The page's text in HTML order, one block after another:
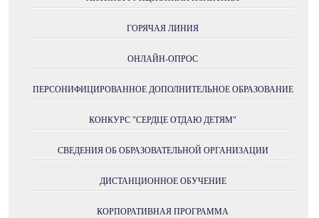
ГОРЯЧАЯ ЛИНИЯ
ОНЛАЙН-ОПРОС
ПЕРСОНИФИЦИРОВАННОЕ ДОПОЛНИТЕЛЬНОЕ ОБРАЗОВАНИЕ
КОНКУРС "СЕРДЦЕ ОТДАЮ ДЕТЯМ"
СВЕДЕНИЯ ОБ ОБРАЗОВАТЕЛЬНОЙ ОРГАНИЗАЦИИ
ДИСТАНЦИОННОЕ ОБУЧЕНИЕ
КОРПОРАТИВНАЯ ПРОГРАММА